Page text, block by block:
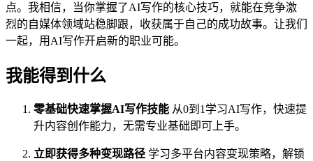
点。我相信，当你掌握了AI写作的核心技巧，就能在竞争激
烈的自媒体领域站稳脚跟，收获属于自己的成功故事。让我们
一起，用AI写作开启新的职业可能。
我能得到什么
零基础快速掌握AI写作技能 从0到1学习AI写作，快速提
升内容创作能力，无需专业基础即可上手。
立即获得多种变现路径 学习多平台内容变现策略，解锁